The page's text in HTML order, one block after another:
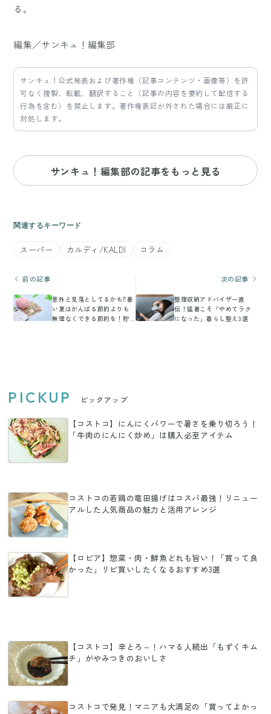
る。
編集／サンキュ！編集部
サンキュ！公式発表および著作権（記事コンテンツ・画像等）を許
可なく複製、転載、翻訳すること（記事の内容を要約して配信する
行為を含む）を禁止します。著作権表記が外された場合には厳正に
対処します。
サンキュ！編集部の記事をもっと見る
関連するキーワード
スーパー カルディ/KALDI コラム
前の記事
意外と見落としてるかも⁉暑
い夏はがんばる節約よりも
無理なくできる節約を！貯
次の記事
整理収納アドバイザー直
伝！猛暑こそ「やめてラク
になった」暮らし整え3選
PICKUP ピックアップ
【コストコ】にんにくパワーで暑さを乗り切ろう！
「牛肉のにんにく炒め」は購入必至アイテム
コストコの若鶏の竜田揚げはコスパ最強！リニュー
アルした人気商品の魅力と活用アレンジ
【ロピア】惣菜・肉・鮮魚どれも旨い！「買って良
かった」リピ買いしたくなるおすすめ3選
【コストコ】辛とろ～！ハマる人続出「もずくキム
チ」がやみつきのおいしさ
コストコで発見！マニアも大満足の「買ってよかっ